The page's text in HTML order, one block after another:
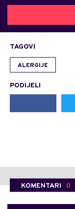
TAGOVI
ALERGIJE
PODIJELI
KOMENTARI 0